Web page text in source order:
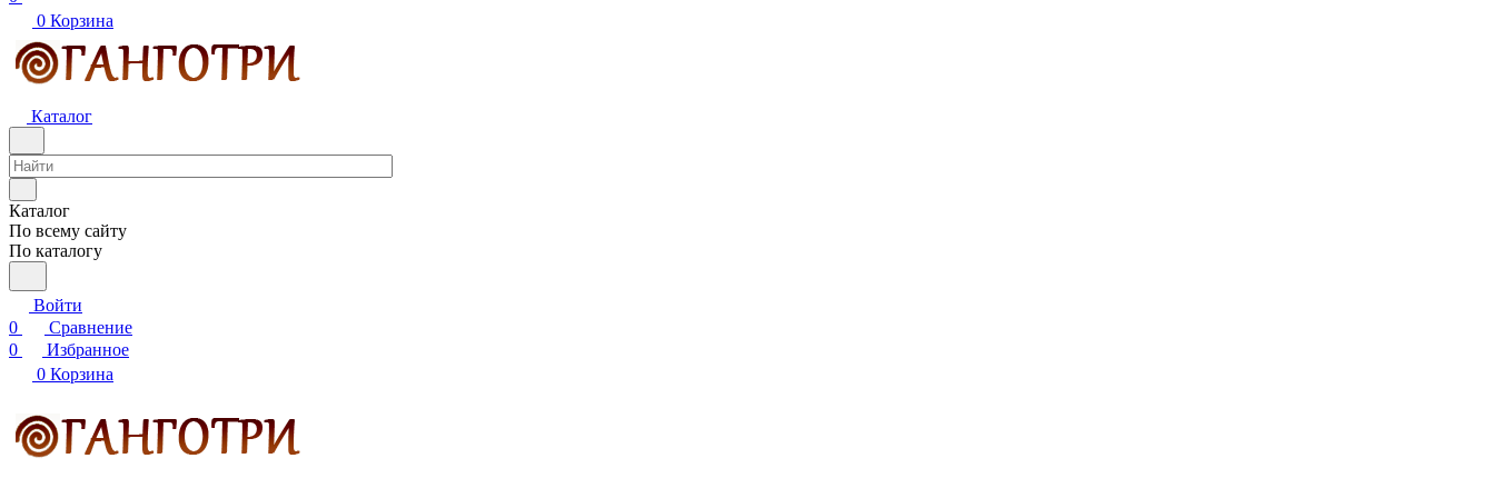
0 Корзина
Каталог
Каталог
По всему сайту
По каталогу
Войти
0
Сравнение
0
Избранное
0 Корзина